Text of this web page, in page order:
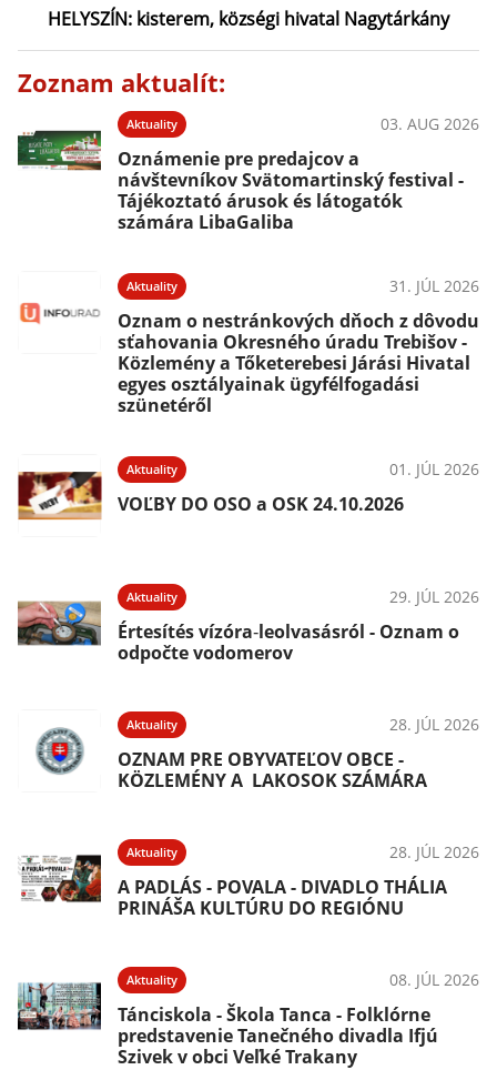
HELYSZÍN: kisterem, községi hivatal Nagytárkány
Zoznam aktualít:
Aktuality 03. AUG 2026
Oznámenie pre predajcov a
návštevníkov Svätomartinský festival -
Tájékoztató árusok és látogatók
számára LibaGaliba
Aktuality 31. JÚL 2026
Oznam o nestránkových dňoch z dôvodu
sťahovania Okresného úradu Trebišov -
Közlemény a Tőketerebesi Járási Hivatal
egyes osztályainak ügyfélfogadási
szünetéről
Aktuality 01. JÚL 2026
VOĽBY DO OSO a OSK 24.10.2026
Aktuality 29. JÚL 2026
Értesítés vízóra‑leolvasásról - Oznam o
odpočte vodomerov
Aktuality 28. JÚL 2026
OZNAM PRE OBYVATEĽOV OBCE -
KÖZLEMÉNY A LAKOSOK SZÁMÁRA
Aktuality 28. JÚL 2026
A PADLÁS - POVALA - DIVADLO THÁLIA
PRINÁŠA KULTÚRU DO REGIÓNU
Aktuality 08. JÚL 2026
Tánciskola - Škola Tanca - Folklórne
predstavenie Tanečného divadla Ifjú
Szivek v obci Veľké Trakany